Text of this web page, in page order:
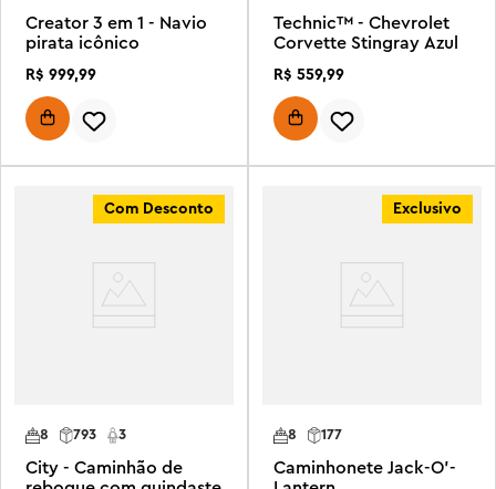
Creator 3 em 1 - Navio
pirata icônico
R$ 999,99
Technic™ - Chevrolet
Corvette Stingray Azul
R$ 559,99
Com Desconto
8 3
793
City - Caminhão de
Exclusivo
8 177
Caminhonete Jack-O'-